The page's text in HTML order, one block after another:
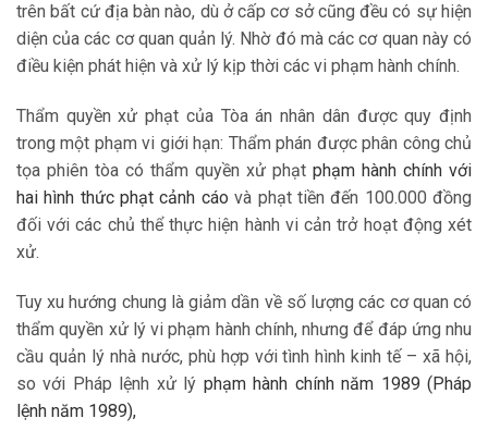
trên bất cứ địa bàn nào, dù ở cấp cơ sở cũng đều có sự hiện
diện của các cơ quan quản lý. Nhờ đó mà các cơ quan này có
điều kiện phát hiện và xử lý kịp thời các vi phạm hành chính.
Thẩm quyền xử phạt của Tòa án nhân dân được quy định
trong một phạm vi giới hạn: Thẩm phán được phân công chủ
tọa phiên tòa có thẩm quyền xử phạt phạm hành chính với
hai hình thức phạt cảnh cáovà phạt tiền đến 100.000 đồng
đối với các chủ thể thực hiện hành vi cản trở hoạt động xét
xử.
Tuy xu hướng chung là giảm dần về số lượng các cơ quan có
thẩm quyền xử lý vi phạm hành chính, nhưng để đáp ứng nhu
cầu quản lý nhà nước, phù hợp với tình hình kinh tế – xã hội,
so với Pháp lệnh xử lý phạm hành chính năm 1989 (Pháp
lệnh năm 1989),